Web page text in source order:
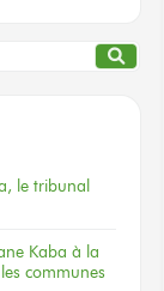
le tribunal
Kaba à la
communes